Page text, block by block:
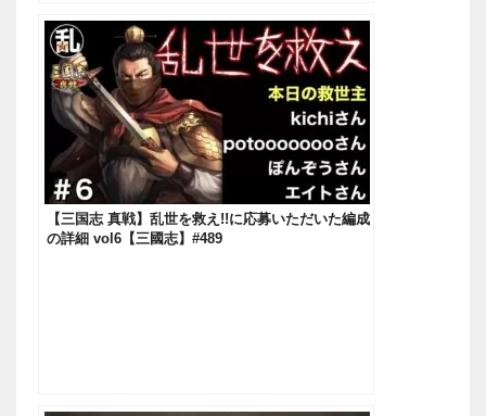
【三国志 真戦】乱世を救え!!に応募いただいた編成
の詳細 vol6【三國志】#489